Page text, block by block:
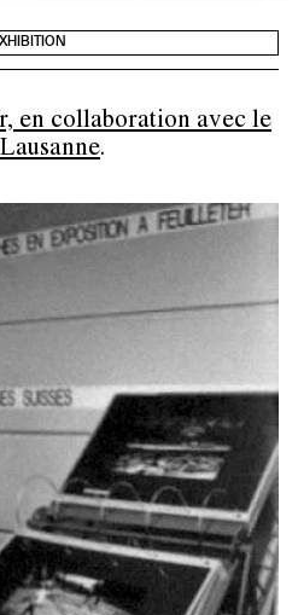
en collaboration avec le
.